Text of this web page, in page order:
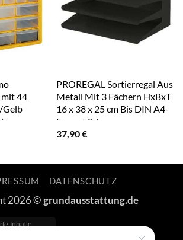
44
Gelb
PROREGAL Sortierregal Aus
Metall Mit 3 Fächern HxBxT
16 x 38 x 25 cm Bis DIN A4-
Format Schwarz
37,90€
DATENSCHUTZ
2026 ©grundausstattung.de